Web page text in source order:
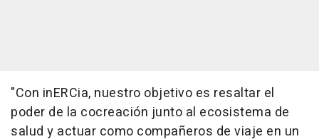
"Con inERCia, nuestro objetivo es resaltar el
poder de la cocreación junto al ecosistema de
salud y actuar como compañeros de viaje en un